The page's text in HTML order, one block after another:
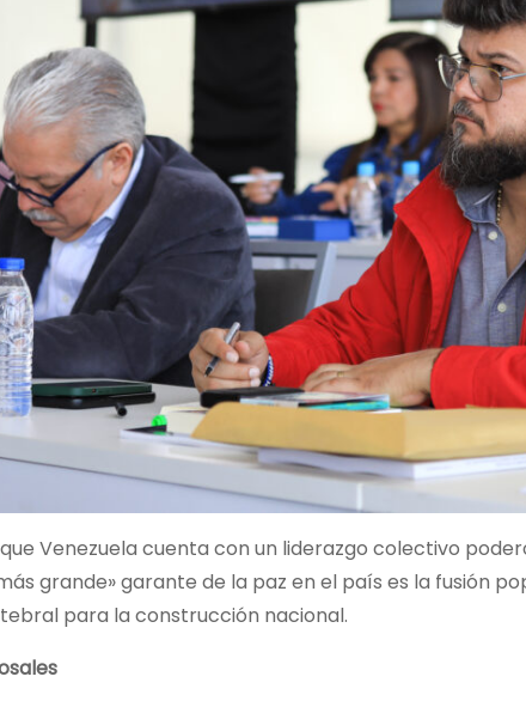
Venezuela cuenta con un liderazgo colectivo
grande» garante de la paz en el país es la fusión
para la construcción nacional.